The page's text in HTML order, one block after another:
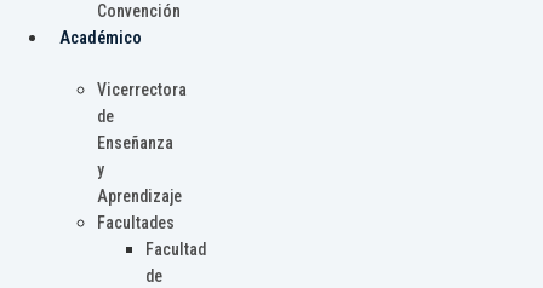
Convención
Académico
Vicerrectora
de
Enseñanza
y
Aprendizaje
Facultades
Facultad
de